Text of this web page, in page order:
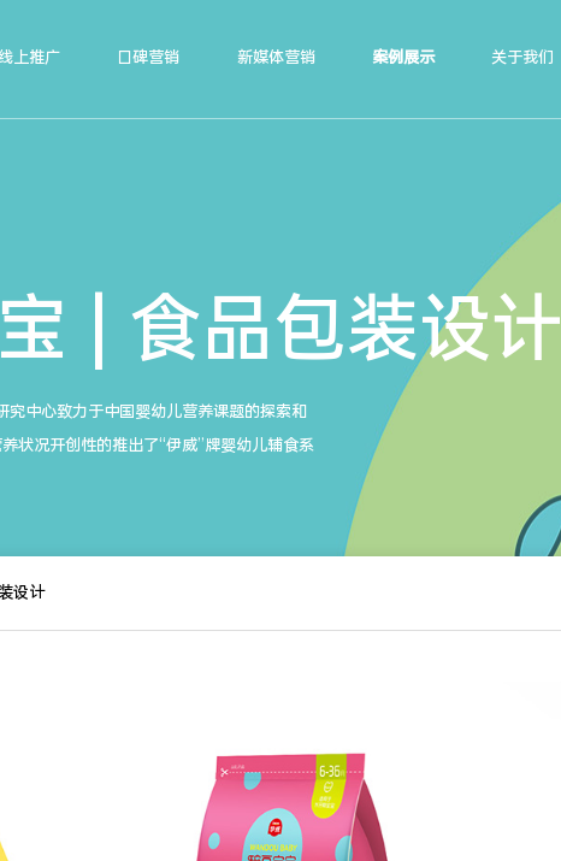
上推广 口碑营销 新媒体营销 案例展示 关于我们
| 食品包装设计
中心致力于中国婴幼儿营养课题的探索和
状况开创性的推出了“伊威”牌婴幼儿辅食系
设计